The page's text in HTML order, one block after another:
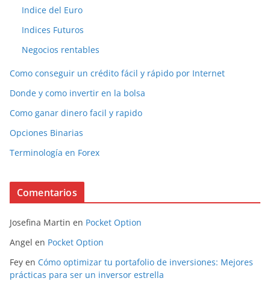
Indice del Euro
Indices Futuros
Negocios rentables
Como conseguir un crédito fácil y rápido por Internet
Donde y como invertir en la bolsa
Como ganar dinero facil y rapido
Opciones Binarias
Terminología en Forex
Comentarios
Josefina Martin en Pocket Option
Angel en Pocket Option
Fey en Cómo optimizar tu portafolio de inversiones: Mejores
prácticas para ser un inversor estrella